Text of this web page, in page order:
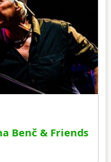
Benč & Friends